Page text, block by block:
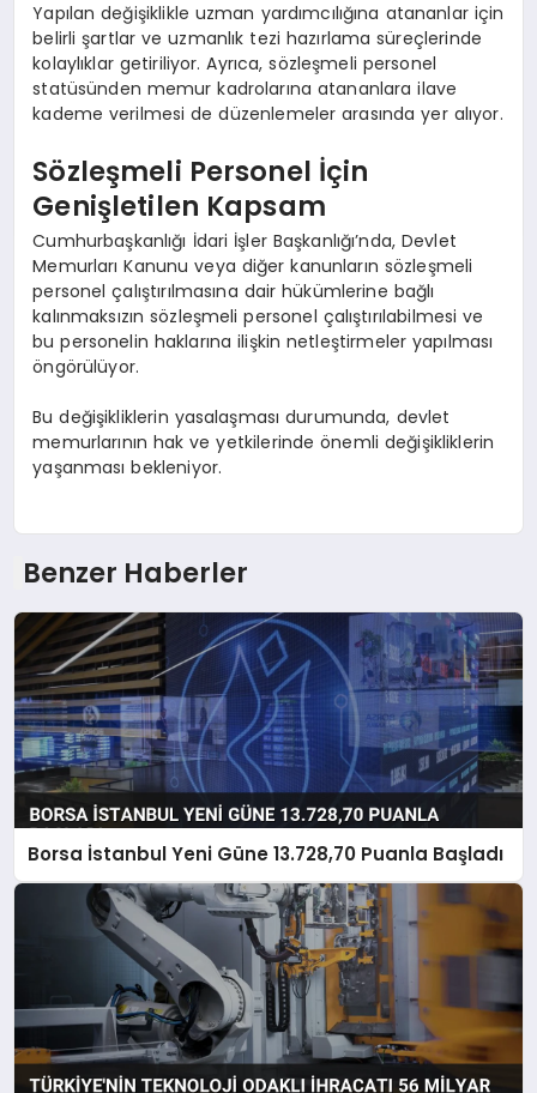
Yapılan değişiklikle uzman yardımcılığına atananlar için
belirli şartlar ve uzmanlık tezi hazırlama süreçlerinde
kolaylıklar getiriliyor. Ayrıca, sözleşmeli personel
statüsünden memur kadrolarına atananlara ilave
kademe verilmesi de düzenlemeler arasında yer alıyor.
Sözleşmeli Personel İçin
Genişletilen Kapsam
Cumhurbaşkanlığı İdari İşler Başkanlığı’nda, Devlet
Memurları Kanunu veya diğer kanunların sözleşmeli
personel çalıştırılmasına dair hükümlerine bağlı
kalınmaksızın sözleşmeli personel çalıştırılabilmesi ve
bu personelin haklarına ilişkin netleştirmeler yapılması
öngörülüyor.
Bu değişikliklerin yasalaşması durumunda, devlet
memurlarının hak ve yetkilerinde önemli değişikliklerin
yaşanması bekleniyor.
Benzer Haberler
Borsa İstanbul Yeni Güne 13.728,70 Puanla Başladı